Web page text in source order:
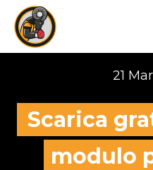
21
Scarica
modulo